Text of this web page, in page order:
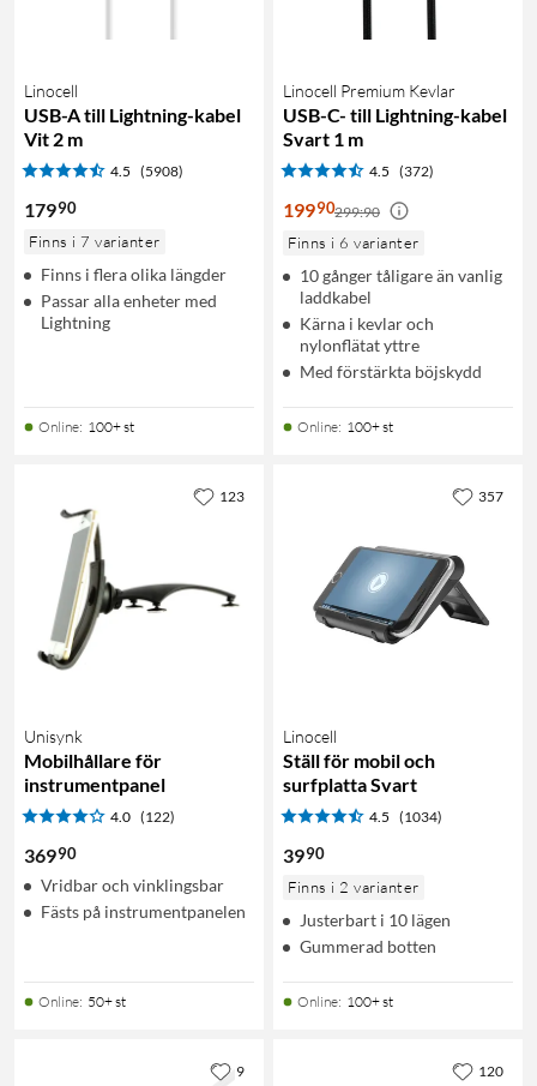
Linocell
USB-A till Lightning-kabel
Vit 2 m
4.5 (5908)
17990
Finns i 7 varianter
Finns i flera olika längder
Passar alla enheter med
Lightning
Online: 100+ st
Linocell Premium Kevlar
USB-C- till Lightning-kabel
Svart 1 m
4.5 (372)
19990299:90
Finns i 6 varianter
10 gånger tåligare än vanlig
laddkabel
Kärna i kevlar och
nylonflätat yttre
Med förstärkta böjskydd
Online: 100+ st
Unisynk
Mobilhållare för
instrumentpanel
4.0 (122)
36990
Vridbar och vinklingsbar
Fästs på instrumentpanelen
Online: 50+ st
123
Linocell
Ställ för mobil och
surfplatta Svart
4.5 (1034)
3990
Finns i 2 varianter
Justerbart i 10 lägen
Gummerad botten
Online: 100+ st
357
9 120